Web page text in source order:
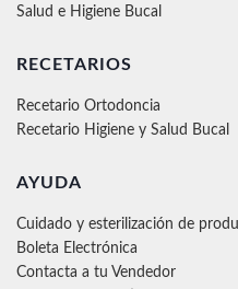
Salud e Higiene Bucal
RECETARIOS
Recetario Ortodoncia
Recetario Higiene y Salud Bucal
AYUDA
Cuidado y esterilización de
Boleta Electrónica
Contacta a tu Vendedor